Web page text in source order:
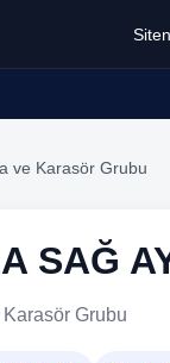
ve Karasör Grubu
SAĞ
Karasör Grubu